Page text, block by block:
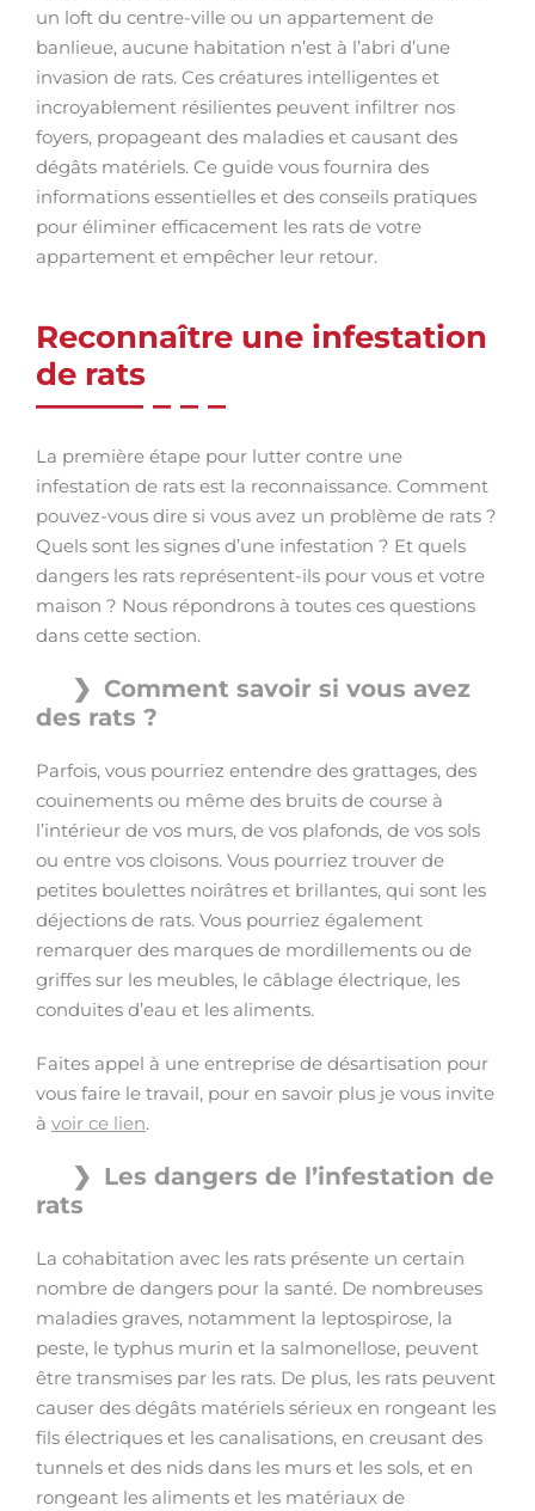
un loft du centre-ville ou un appartement de
banlieue, aucune habitation n’est à l’abri d’une
invasion de rats. Ces créatures intelligentes et
incroyablement résilientes peuvent infiltrer nos
foyers, propageant des maladies et causant des
dégâts matériels. Ce guide vous fournira des
informations essentielles et des conseils pratiques
pour éliminer efficacement les rats de votre
appartement et empêcher leur retour.
Reconnaître une infestation
de rats
La première étape pour lutter contre une
infestation de rats est la reconnaissance. Comment
pouvez-vous dire si vous avez un problème de rats ?
Quels sont les signes d’une infestation ? Et quels
dangers les rats représentent-ils pour vous et votre
maison ? Nous répondrons à toutes ces questions
dans cette section.
Comment savoir si vous avez
des rats ?
Parfois, vous pourriez entendre des grattages, des
couinements ou même des bruits de course à
l’intérieur de vos murs, de vos plafonds, de vos sols
ou entre vos cloisons. Vous pourriez trouver de
petites boulettes noirâtres et brillantes, qui sont les
déjections de rats. Vous pourriez également
remarquer des marques de mordillements ou de
griffes sur les meubles, le câblage électrique, les
conduites d’eau et les aliments.
Faites appel à une entreprise de désartisation pour
vous faire le travail, pour en savoir plus je vous invite
à voir ce lien.
Les dangers de l’infestation de
rats
La cohabitation avec les rats présente un certain
nombre de dangers pour la santé. De nombreuses
maladies graves, notamment la leptospirose, la
peste, le typhus murin et la salmonellose, peuvent
être transmises par les rats. De plus, les rats peuvent
causer des dégâts matériels sérieux en rongeant les
fils électriques et les canalisations, en creusant des
tunnels et des nids dans les murs et les sols, et en
rongeant les aliments et les matériaux de